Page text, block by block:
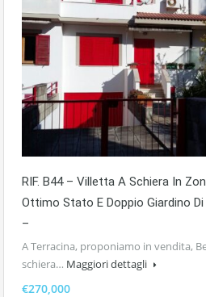
RIF. B44 – Villetta A Schiera In
Ottimo Stato E Doppio Giardino
–
A Terracina, proponiamo in vendita,
schiera… Maggiori dettagli
€270,000